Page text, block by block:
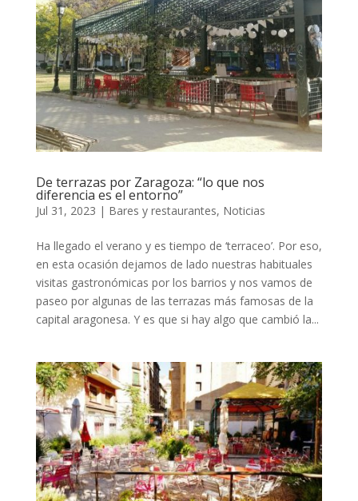
De terrazas por Zaragoza: “lo que nos
diferencia es el entorno”
Jul 31, 2023 | Bares y restaurantes, Noticias
Ha llegado el verano y es tiempo de ‘terraceo’. Por eso,
en esta ocasión dejamos de lado nuestras habituales
visitas gastronómicas por los barrios y nos vamos de
paseo por algunas de las terrazas más famosas de la
capital aragonesa. Y es que si hay algo que cambió la...